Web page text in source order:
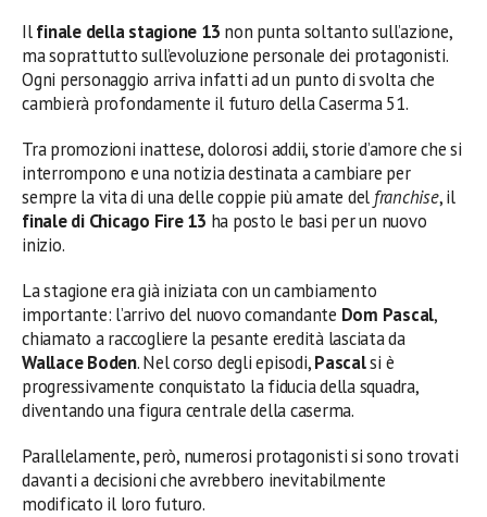
Ilfinale della stagione 13 non punta soltanto sull’azione,
ma soprattutto sull’evoluzione personale dei protagonisti.
Ogni personaggio arriva infatti ad un punto di svolta che
cambierà profondamente il futuro della Caserma 51.
Tra promozioni inattese, dolorosi addii, storie d’amore che si
interrompono e una notizia destinata a cambiare per
sempre la vita di una delle coppie più amate del franchise, il
finale di Chicago Fire 13 ha posto le basi per un nuovo
inizio.
La stagione era già iniziata con un cambiamento
importante: l’arrivo del nuovo comandante Dom Pascal,
chiamato a raccogliere la pesante eredità lasciata da
Wallace Boden. Nel corso degli episodi,Pascalsi è
progressivamente conquistato la fiducia della squadra,
diventando una figura centrale della caserma.
Parallelamente, però, numerosi protagonisti si sono trovati
davanti a decisioni che avrebbero inevitabilmente
modificato il loro futuro.